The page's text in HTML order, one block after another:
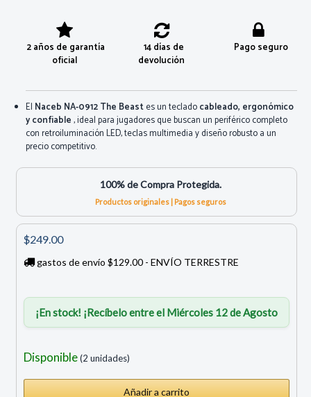
2 años de garantía
oficial
14 días de
devolución
Pago seguro
El Naceb NA-0912 The Beastes un tecladocableado, ergonómico
y confiable, ideal para jugadores que buscan un periférico completo
con retroiluminación LED, teclas multimedia y diseño robusto a un
precio competitivo.
100% de Compra Protegida.
Productos originales | Pagos seguros
$249.00
gastos de envío $129.00 - ENVÍO TERRESTRE
¡En stock! ¡Recíbelo entre el Miércoles 12 de Agosto
Disponible(2 unidades)